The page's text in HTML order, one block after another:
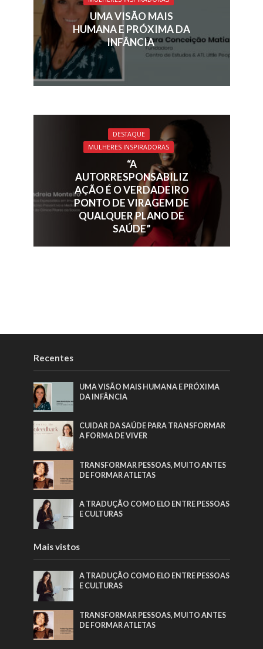
UMA VISÃO MAIS
HUMANA E PRÓXIMA DA
INFÂNCIA
DESTAQUE
MULHERES INSPIRADORAS
“A
AUTORRESPONSABILIZ
AÇÃO É O VERDADEIRO
PONTO DE VIRAGEM DE
QUALQUER PLANO DE
SAÚDE”
Recentes
UMA VISÃO MAIS HUMANA E PRÓXIMA
DA INFÂNCIA
CUIDAR DA SAÚDE PARA TRANSFORMAR
A FORMA DE VIVER
TRANSFORMAR PESSOAS, MUITO ANTES
DE FORMAR ATLETAS
A TRADUÇÃO COMO ELO ENTRE PESSOAS
E CULTURAS
Mais vistos
A TRADUÇÃO COMO ELO ENTRE PESSOAS
E CULTURAS
TRANSFORMAR PESSOAS, MUITO ANTES
DE FORMAR ATLETAS